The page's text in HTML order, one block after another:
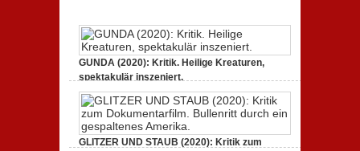
GUNDA (2020): Kritik. Heilige Kreaturen,
spektakulär inszeniert.
GUNDA
(2020):
Kritik.
Kreaturen,
spektakulär
GLITZER UND STAUB (2020): Kritik zum